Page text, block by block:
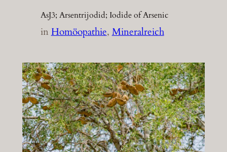
AsJ3; Arsentrijodid; Iodide of Arsenic
inHomöopathie, Mineralreich